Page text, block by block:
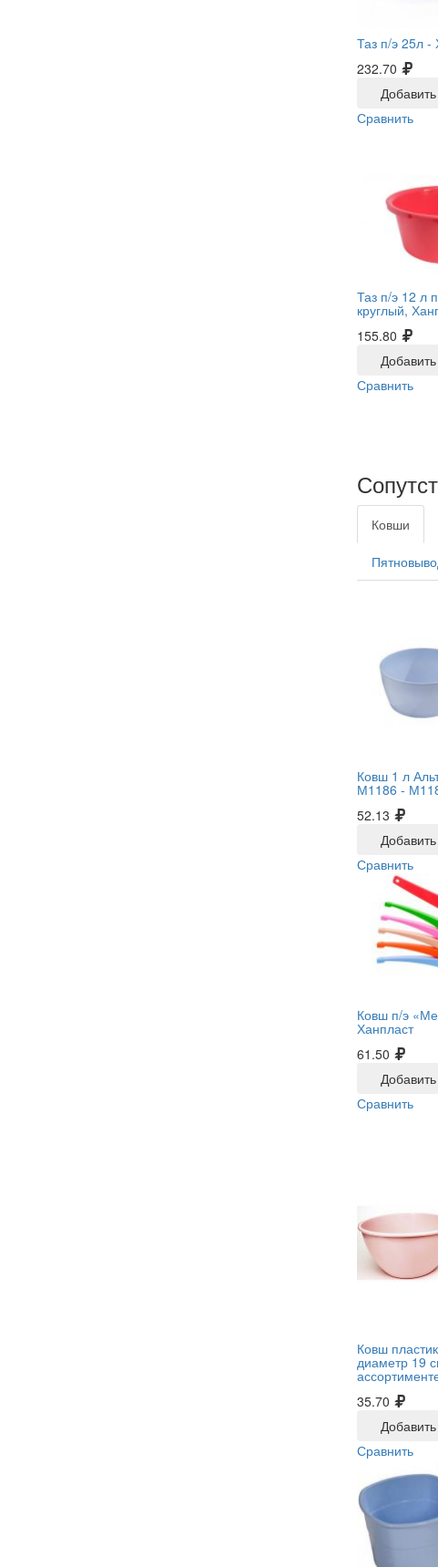
Таз п/э 25л -
232.70
Сравнить
Таз п/э 12 л
круглый,
155.80
Сравнить
Ковши
Ковш 1 л
М1186 -
52.13
Сравнить
Ковш п/э
Ханпласт
61.50
Сравнить
Ковш
диаметр 19
35.70
Сравнить